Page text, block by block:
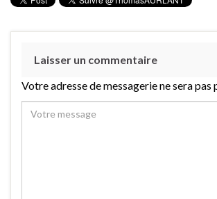
Laisser un commentaire
Votre adresse de messagerie ne sera pas